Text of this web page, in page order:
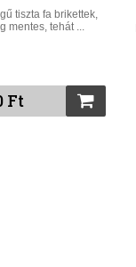
tiszta fa brikettek,
mentes, tehát ...
Ft